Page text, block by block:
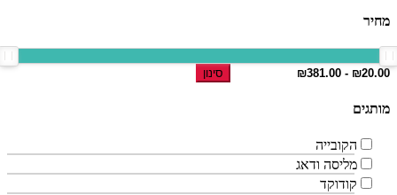
מחיר
סינון
מותגים
הקובייה
מליסה ודאג
קודוקד